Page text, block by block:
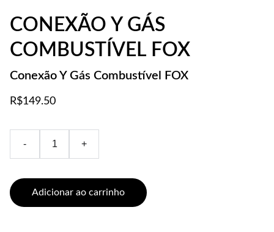
CONEXÃO Y GÁS
COMBUSTÍVEL FOX
Conexão Y Gás Combustível FOX
R$149.50
- +
Adicionar ao carrinho